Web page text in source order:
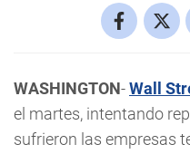
WASHINGTON-Wall
el martes, intentando
sufrieron las empresas